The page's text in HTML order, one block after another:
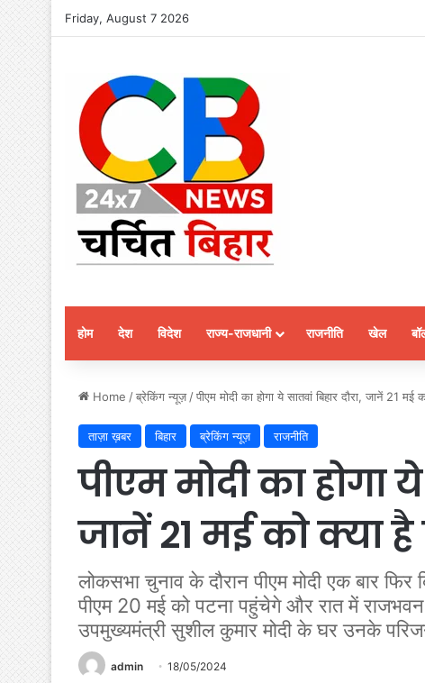
Friday, August 7 2026
होम देश विदेश राज्य-राजधानी राजनीति खेल
Home /ब्रेकिंग न्यूज़ /पीएम मोदी का होगा ये सातवां बिहार दौरा, जानें 21 मई
ताज़ा ख़बर बिहार ब्रेकिंग न्यूज़ राजनीति
पीएम मोदी का होगा ये
जानें 21 मई को क्या है
लोकसभा चुनाव के दौरान पीएम मोदी एक बार फिर
पीएम 20 मई को पटना पहुंचेगे और रात में
उपमुख्यमंत्री सुशील कुमार मोदी के घर उनके
admin 18/05/2024